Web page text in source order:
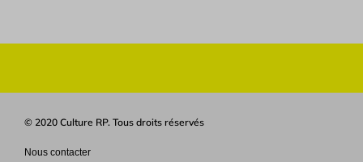
© 2020 Culture RP. Tous droits réservés
Nous contacter